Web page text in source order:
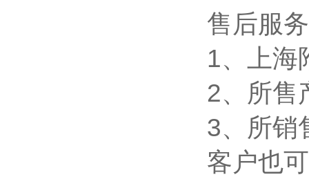
售后服
1、上海
2、所售
3、所销
客户也